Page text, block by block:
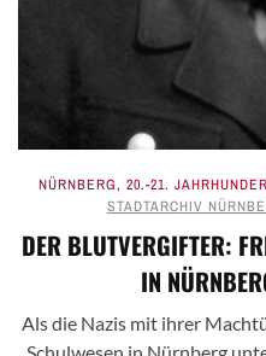
NÜRNBERG, 20.-21.
STADTARCHIV
DER BLUTVERGIFTER:
IN
Als die Nazis mit ihrer
Schulwesen in Nürnberg